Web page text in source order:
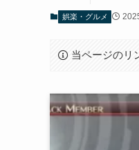
娯楽・グルメ
当ページのリ